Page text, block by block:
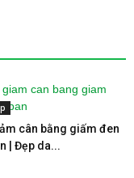
cân bằng giấm đen
| Đẹp da...